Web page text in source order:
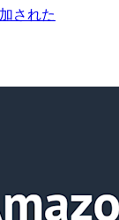
された